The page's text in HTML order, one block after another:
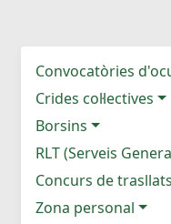
Convocatòries
Crides col·lectives
Borsins
RLT (Serveis
Concurs de trasllats
Zona personal